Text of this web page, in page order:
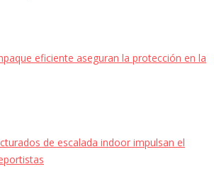
eficiente aseguran la protección en la
de escalada indoor impulsan el